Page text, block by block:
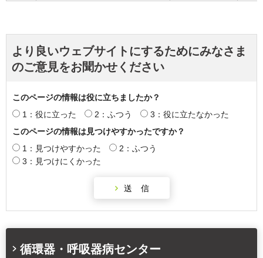
より良いウェブサイトにするためにみなさま
のご意見をお聞かせください
このページの情報は役に立ちましたか？
1：役に立った
2：ふつう
3：役に立たなかった
このページの情報は見つけやすかったですか？
1：見つけやすかった
2：ふつう
3：見つけにくかった
循環器・呼吸器病センター